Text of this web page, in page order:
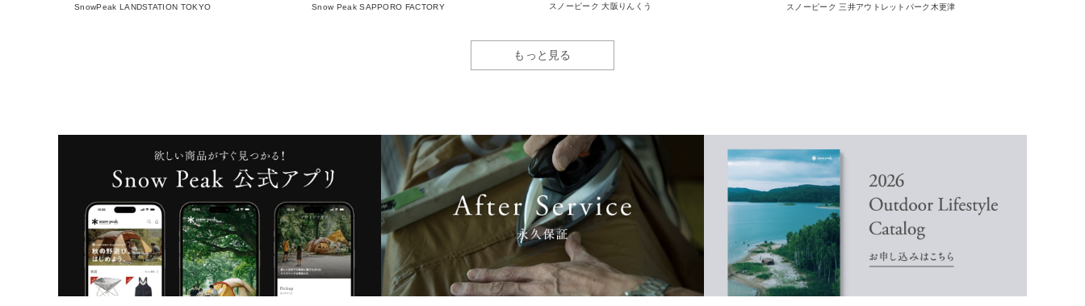
SnowPeak LANDSTATION TOKYO
Snow Peak SAPPORO FACTORY
スノーピーク 大阪りんくう
スノーピーク 三井アウトレットパーク木更津
もっと見る